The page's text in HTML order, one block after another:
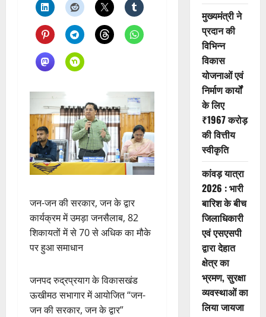
जन-जन की सरकार, जन के द्वार
कार्यक्रम में उमड़ा जनसैलाब, 82
शिकायतों में से 70 से अधिक का मौके
पर हुआ समाधान
जनपद रुद्रप्रयाग के विकासखंड
ऊखीमठ सभागार में आयोजित “जन-
जन की सरकार, जन के द्वार”
मुख्यमंत्री ने
प्रदान की
विभिन्न
विकास
योजनाओं एवं
निर्माण कार्यों
के लिए
₹1967 करोड़
की वित्तीय
स्वीकृति
कांवड़ यात्रा
2026 : भारी
बारिश के बीच
जिलाधिकारी
एवं एसएसपी
द्वारा देहात
क्षेत्र का
भ्रमण, सुरक्षा
व्यवस्थाओं का
लिया जायजा